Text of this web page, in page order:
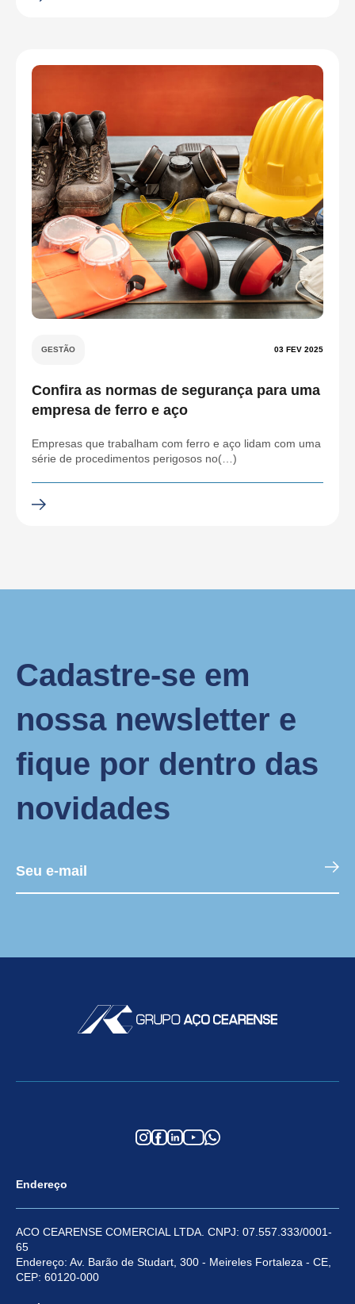
GESTÃO 03 FEV 2025
Confira as normas de segurança para uma
empresa de ferro e aço
Empresas que trabalham com ferro e aço lidam com uma
série de procedimentos perigosos no(…)
Cadastre-se em
nossa newsletter e
fique por dentro das
novidades
Endereço
ACO CEARENSE COMERCIAL LTDA. CNPJ: 07.557.333/0001-
65
Endereço: Av. Barão de Studart, 300 - Meireles Fortaleza - CE,
CEP: 60120-000